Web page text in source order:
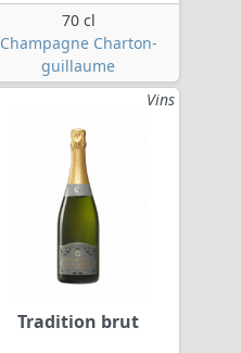
70 cl
Champagne Charton-
guillaume
Vins
Tradition brut